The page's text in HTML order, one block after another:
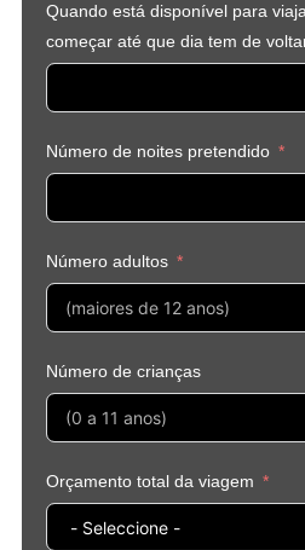
Quando está disponível para
começar até que dia tem de
Número de noites pretendido
Número adultos
Número de crianças
Orçamento total da viagem